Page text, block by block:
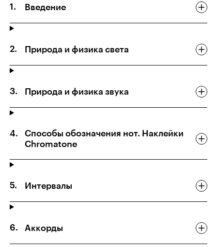
Введение
Природа и физика света
Природа и физика звука
Способы обозначения нот. Наклейки
Chromatone
Интервалы
Аккорды